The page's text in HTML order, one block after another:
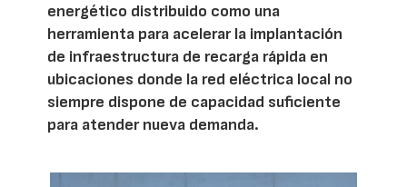
energético distribuido como una
herramienta para acelerar la implantación
de infraestructura de recarga rápida en
ubicaciones donde la red eléctrica local no
siempre dispone de capacidad suficiente
para atender nueva demanda.